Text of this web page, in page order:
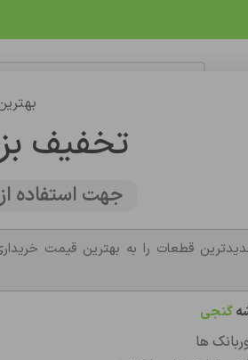
تخفیف
جهت استفاده
قطعات را به بهترین قیمت
گنجی
ها
رم